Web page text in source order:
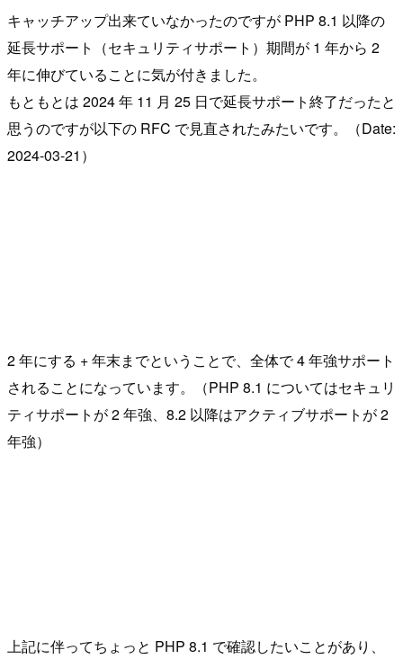
キャッチアップ出来ていなかったのですが PHP 8.1 以降の
延長サポート（セキュリティサポート）期間が 1 年から 2
年に伸びていることに気が付きました。
もともとは 2024 年 11 月 25 日で延長サポート終了だったと
思うのですが以下の RFC で見直されたみたいです。（Date:
2024-03-21）
2 年にする + 年末までということで、全体で 4 年強サポート
されることになっています。（PHP 8.1 についてはセキュリ
ティサポートが 2 年強、8.2 以降はアクティブサポートが 2
年強）
上記に伴ってちょっと PHP 8.1 で確認したいことがあり、